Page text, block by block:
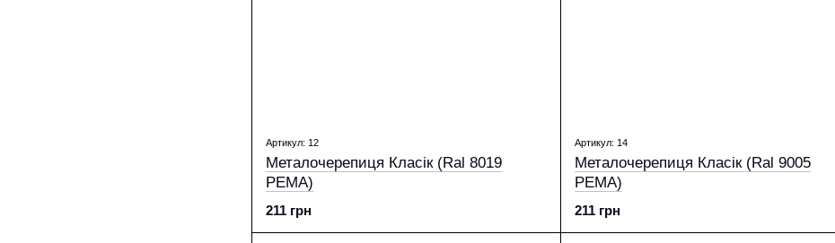
Артикул: 12
Металочерепиця Класік (Ral 8019
PEМА)
211 грн
Артикул: 14
Металочерепиця Класік (Ral 9005
PEМА)
211 грн